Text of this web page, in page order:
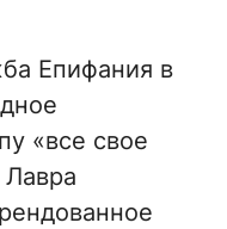
Епифания в
«все свое